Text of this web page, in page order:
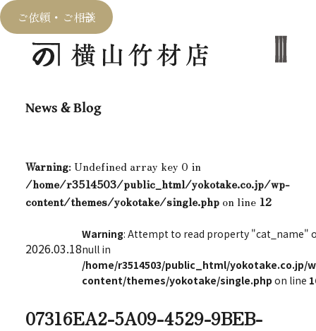
ご依頼・ご相談
News & Blog
Warning: Undefined array key 0 in
/home/r3514503/public_html/yokotake.co.jp/wp-
content/themes/yokotake/single.phpon line 12
2026.03.18
Warning: Attempt to read property "cat_name"
null in
/home/r3514503/public_html/yokotake.co.jp/
content/themes/yokotake/single.php on line
07316EA2-5A09-4529-9BEB-